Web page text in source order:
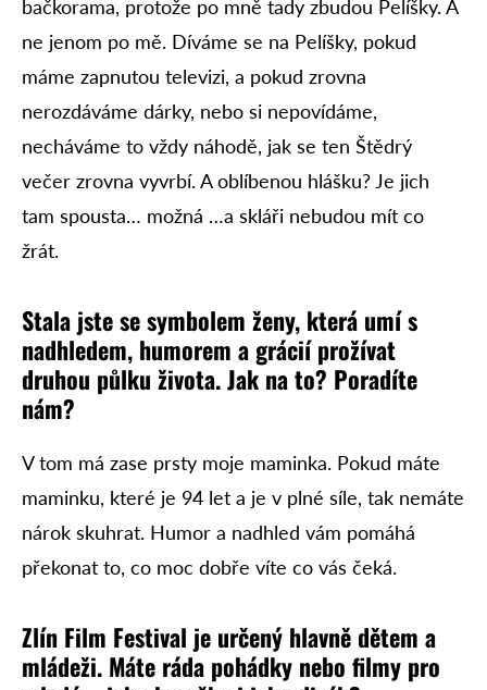
bačkorama, protože po mně tady zbudou Pelíšky. A
ne jenom po mě. Díváme se na Pelíšky, pokud
máme zapnutou televizi, a pokud zrovna
nerozdáváme dárky, nebo si nepovídáme,
necháváme to vždy náhodě, jak se ten Štědrý
večer zrovna vyvrbí. A oblíbenou hlášku? Je jich
tam spousta… možná …a skláři nebudou mít co
žrát.
Stala jste se symbolem ženy, která umí s
nadhledem, humorem a grácií prožívat
druhou půlku života. Jak na to? Poradíte
nám?
V tom má zase prsty moje maminka. Pokud máte
maminku, které je 94 let a je v plné síle, tak nemáte
nárok skuhrat. Humor a nadhled vám pomáhá
překonat to, co moc dobře víte co vás čeká.
Zlín Film Festival je určený hlavně dětem a
mládeži. Máte ráda pohádky nebo filmy pro